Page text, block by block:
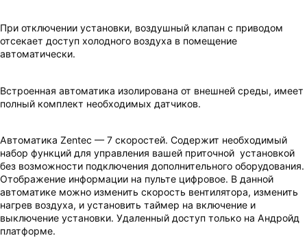
При отключении установки, воздушный клапан с приводом
отсекает доступ холодного воздуха в помещение
автоматически.
Встроенная автоматика изолирована от внешней среды, имеет
полный комплект необходимых датчиков.
Автоматика Zentec — 7 скоростей. Содержит необходимый
набор функций для управления вашей приточной установкой
без возможности подключения дополнительного оборудования.
Отображение информации на пульте цифровое. В данной
автоматике можно изменить скорость вентилятора, изменить
нагрев воздуха, и установить таймер на включение и
выключение установки. Удаленный доступ только на Андройд
платформе.